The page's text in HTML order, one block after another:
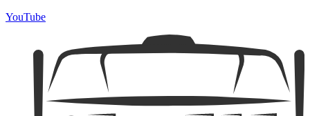
YouTube